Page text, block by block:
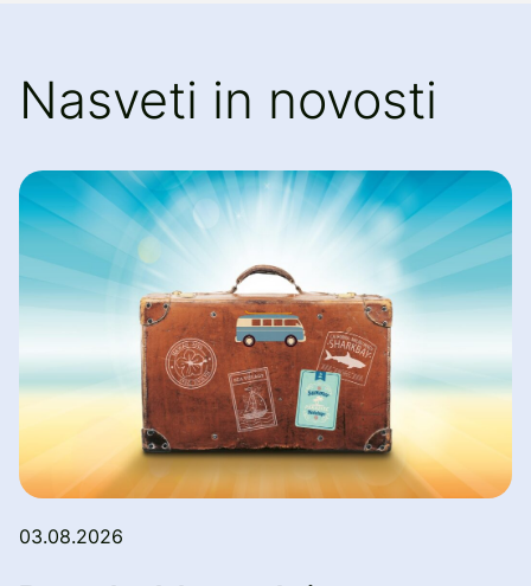
Nasveti in novosti
03.08.2026